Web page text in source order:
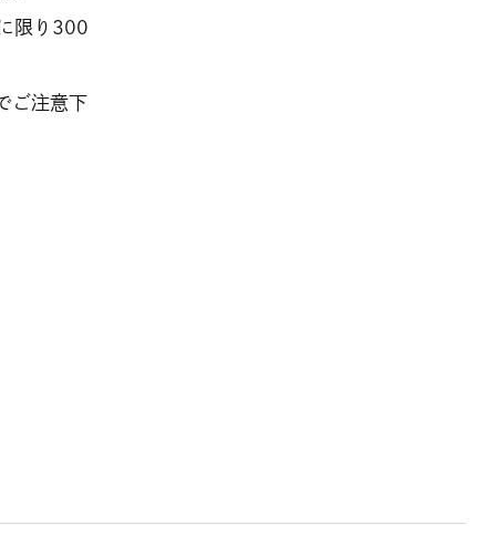
限り300
ご注意下